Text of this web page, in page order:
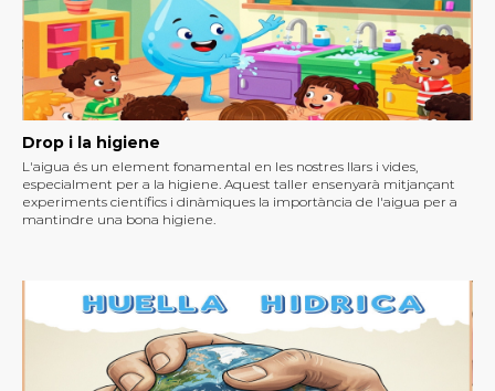
Drop i la higiene
L'aigua és un element fonamental en les nostres llars i vides,
especialment per a la higiene. Aquest taller ensenyarà mitjançant
experiments científics i dinàmiques la importància de l'aigua per a
mantindre una bona higiene.